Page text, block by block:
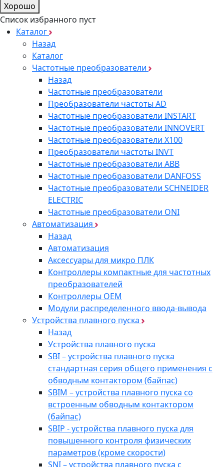
Хорошо
Список избранного пуст
Каталог
Назад
Каталог
Частотные преобразователи
Назад
Частотные преобразователи
Преобразователи частоты AD
Частотные преобразователи INSTART
Частотные преобразователи INNOVERT
Частотные преобразователи Х100
Преобразователи частоты INVT
Частотные преобразователи ABB
Частотные преобразователи DANFOSS
Частотные преобразователи SCHNEIDER
ELECTRIC
Частотные преобразователи ONI
Автоматизация
Назад
Автоматизация
Аксессуары для микро ПЛК
Контроллеры компактные для частотных
преобразователей
Контроллеры ОЕМ
Модули распределенного ввода-вывода
Устройства плавного пуска
Назад
Устройства плавного пуска
SBI – устройства плавного пуска
стандартная серия общего применения с
обводным контактором (байпас)
SBIM – устройства плавного пуска со
встроенным обводным контактором
(байпас)
SBIP - устройства плавного пуска для
повышенного контроля физических
параметров (кроме скорости)
SNI – устройства плавного пуска с